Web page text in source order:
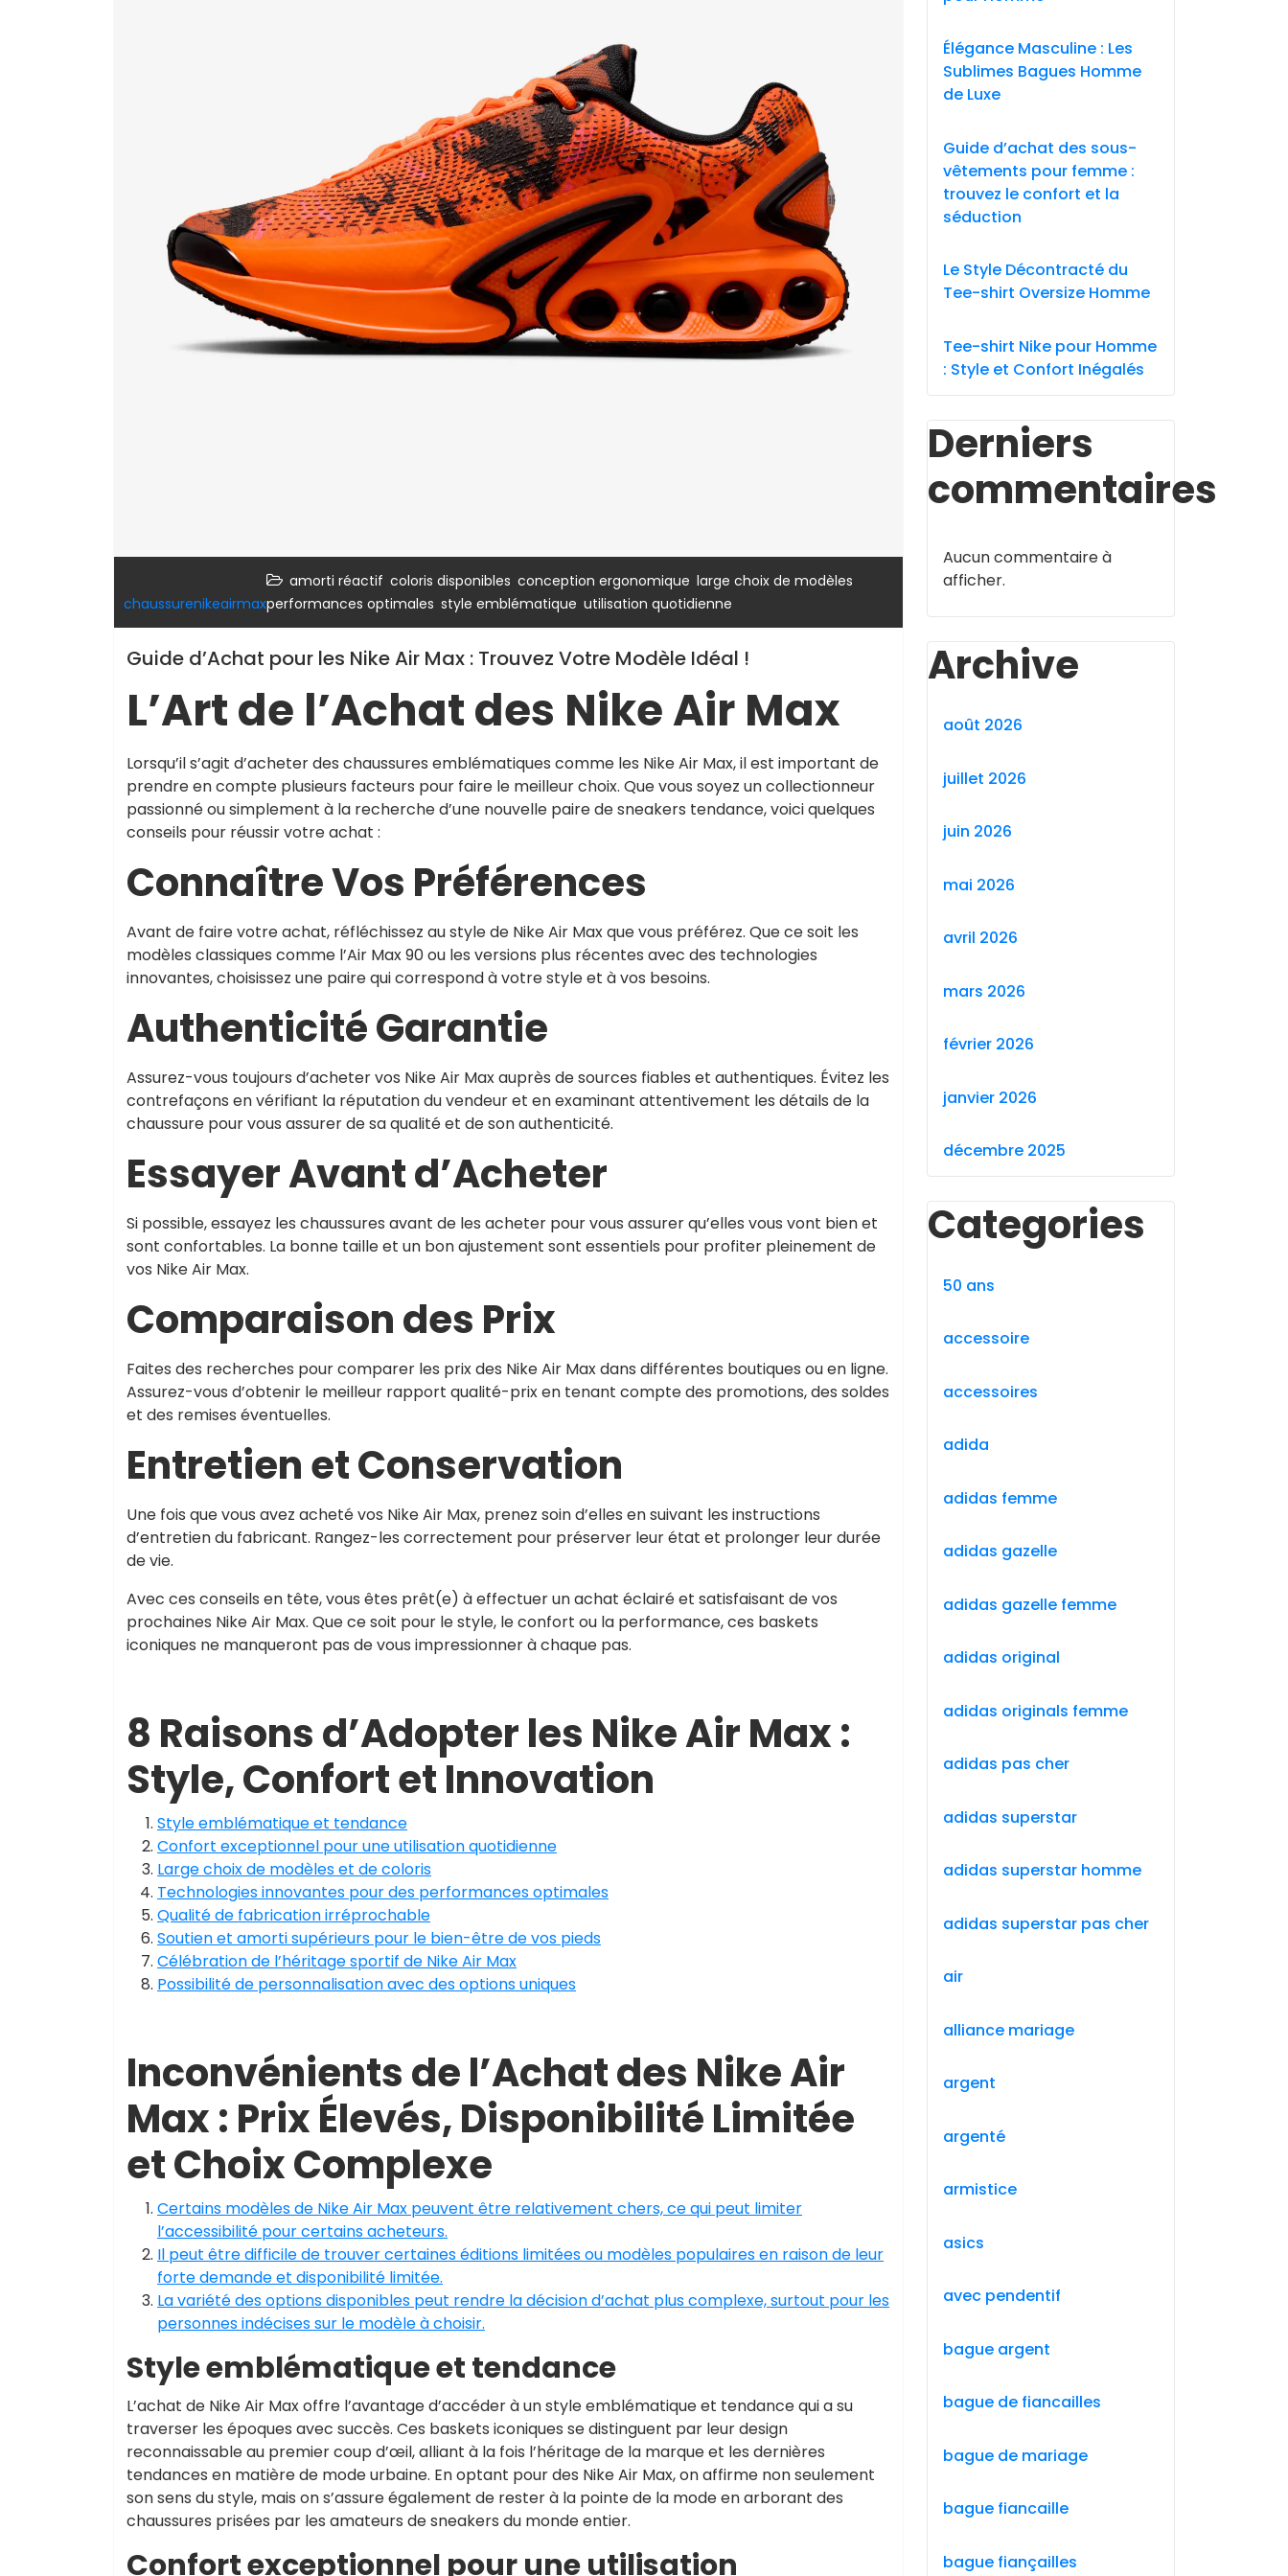
chaussurenikeairmax
amorti réactif coloris disponibles conception ergonomique large choix de modèles
performances optimales style emblématique utilisation quotidienne
Guide d’Achat pour les Nike Air Max : Trouvez Votre Modèle Idéal !
L’Art de l’Achat des Nike Air Max
Lorsqu’il s’agit d’acheter des chaussures emblématiques comme les Nike Air Max, il est important de
prendre en compte plusieurs facteurs pour faire le meilleur choix. Que vous soyez un collectionneur
passionné ou simplement à la recherche d’une nouvelle paire de sneakers tendance, voici quelques
conseils pour réussir votre achat :
Connaître Vos Préférences
Avant de faire votre achat, réfléchissez au style de Nike Air Max que vous préférez. Que ce soit les
modèles classiques comme l’Air Max 90 ou les versions plus récentes avec des technologies
innovantes, choisissez une paire qui correspond à votre style et à vos besoins.
Authenticité Garantie
Assurez-vous toujours d’acheter vos Nike Air Max auprès de sources fiables et authentiques. Évitez les
contrefaçons en vérifiant la réputation du vendeur et en examinant attentivement les détails de la
chaussure pour vous assurer de sa qualité et de son authenticité.
Essayer Avant d’Acheter
Si possible, essayez les chaussures avant de les acheter pour vous assurer qu’elles vous vont bien et
sont confortables. La bonne taille et un bon ajustement sont essentiels pour profiter pleinement de
vos Nike Air Max.
Comparaison des Prix
Faites des recherches pour comparer les prix des Nike Air Max dans différentes boutiques ou en ligne.
Assurez-vous d’obtenir le meilleur rapport qualité-prix en tenant compte des promotions, des soldes
et des remises éventuelles.
Entretien et Conservation
Une fois que vous avez acheté vos Nike Air Max, prenez soin d’elles en suivant les instructions
d’entretien du fabricant. Rangez-les correctement pour préserver leur état et prolonger leur durée
de vie.
Avec ces conseils en tête, vous êtes prêt(e) à effectuer un achat éclairé et satisfaisant de vos
prochaines Nike Air Max. Que ce soit pour le style, le confort ou la performance, ces baskets
iconiques ne manqueront pas de vous impressionner à chaque pas.
8 Raisons d’Adopter les Nike Air Max :
Style, Confort et Innovation
Style emblématique et tendance
Confort exceptionnel pour une utilisation quotidienne
Large choix de modèles et de coloris
Technologies innovantes pour des performances optimales
Qualité de fabrication irréprochable
Soutien et amorti supérieurs pour le bien-être de vos pieds
Célébration de l’héritage sportif de Nike Air Max
Possibilité de personnalisation avec des options uniques
Inconvénients de l’Achat des Nike Air
Max : Prix Élevés, Disponibilité Limitée
et Choix Complexe
Certains modèles de Nike Air Max peuvent être relativement chers, ce qui peut limiter
l’accessibilité pour certains acheteurs.
Il peut être difficile de trouver certaines éditions limitées ou modèles populaires en raison de leur
forte demande et disponibilité limitée.
La variété des options disponibles peut rendre la décision d’achat plus complexe, surtout pour les
personnes indécises sur le modèle à choisir.
Style emblématique et tendance
L’achat de Nike Air Max offre l’avantage d’accéder à un style emblématique et tendance qui a su
traverser les époques avec succès. Ces baskets iconiques se distinguent par leur design
reconnaissable au premier coup d’œil, alliant à la fois l’héritage de la marque et les dernières
tendances en matière de mode urbaine. En optant pour des Nike Air Max, on affirme non seulement
son sens du style, mais on s’assure également de rester à la pointe de la mode en arborant des
chaussures prisées par les amateurs de sneakers du monde entier.
Confort exceptionnel pour une utilisation
Élégance Masculine : Les
Sublimes Bagues Homme
de Luxe
Guide d’achat des sous-
vêtements pour femme :
trouvez le confort et la
séduction
Le Style Décontracté du
Tee-shirt Oversize Homme
Tee-shirt Nike pour Homme
: Style et Confort Inégalés
Derniers
commentaires
Aucun commentaire à
afficher.
Archive
août 2026
juillet 2026
juin 2026
mai 2026
avril 2026
mars 2026
février 2026
janvier 2026
décembre 2025
Categories
50 ans
accessoire
accessoires
adida
adidas femme
adidas gazelle
adidas gazelle femme
adidas original
adidas originals femme
adidas pas cher
adidas superstar
adidas superstar homme
adidas superstar pas cher
air
alliance mariage
argent
argenté
armistice
asics
avec pendentif
bague argent
bague de fiancailles
bague de mariage
bague fiancaille
bague fiançailles